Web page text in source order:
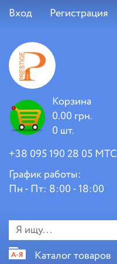
Вход Регистрация
Корзина
0.00 грн.
0 шт.
+38 095 190 28 05 МТС
График работы:
Пн - Пт: 8:00 - 18:00
Каталог товаров